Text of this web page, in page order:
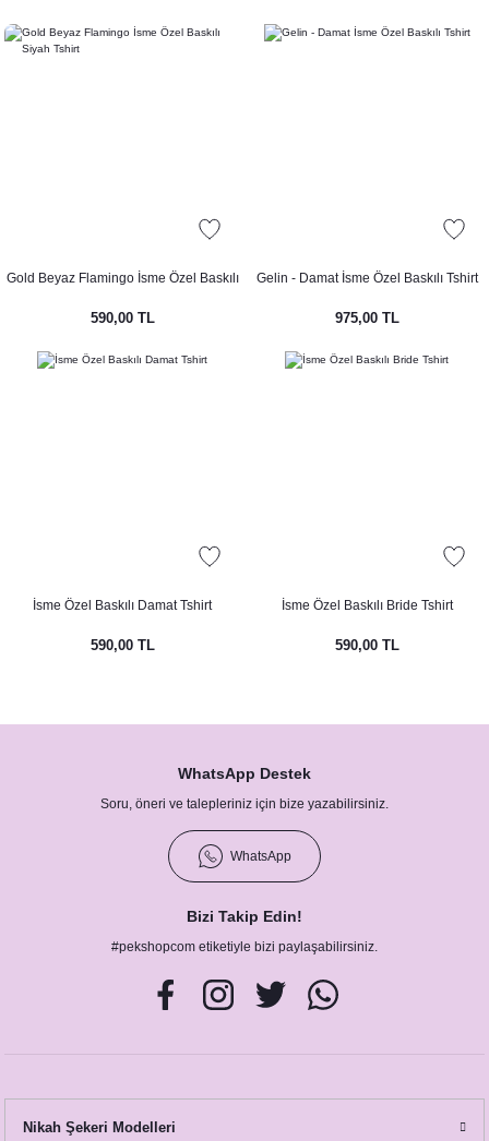
Gold Beyaz Flamingo İsme Özel Baskılı
590,00 TL
Gelin - Damat İsme Özel Baskılı Tshirt
975,00 TL
İsme Özel Baskılı Damat Tshirt
590,00 TL
İsme Özel Baskılı Bride Tshirt
590,00 TL
WhatsApp Destek
Soru, öneri ve talepleriniz için bize yazabilirsiniz.
WhatsApp
Bizi Takip Edin!
#pekshopcom etiketiyle bizi paylaşabilirsiniz.
Nikah Şekeri Modelleri